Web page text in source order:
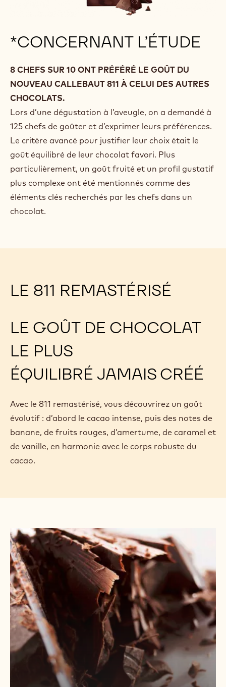
*CONCERNANT L’ÉTUDE
8 CHEFS SUR 10 ONT PRÉFÉRÉ LE GOÛT DU
NOUVEAU CALLEBAUT 811 À CELUI DES AUTRES
CHOCOLATS.
Lors d’une dégustation à l’aveugle, on a demandé à
125 chefs de goûter et d’exprimer leurs préférences.
Le critère avancé pour justifier leur choix était le
goût équilibré de leur chocolat favori. Plus
particulièrement, un goût fruité et un profil gustatif
plus complexe ont été mentionnés comme des
éléments clés recherchés par les chefs dans un
chocolat.
LE 811 REMASTÉRISÉ
LE GOÛT DE CHOCOLAT
LE PLUS
ÉQUILIBRÉ JAMAIS CRÉÉ
Avec le 811 remastérisé, vous découvrirez un goût
évolutif : d’abord le cacao intense, puis des notes de
banane, de fruits rouges, d’amertume, de caramel et
de vanille, en harmonie avec le corps robuste du
cacao.